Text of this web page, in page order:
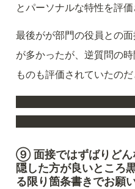
とパーソナルな特性を評価
最後がが部門の役員との
が多かったが、逆質問の
ものも評価されていたのだ
⑨ 面接ではずばりどん
隠した方が良いところ
る限り箇条書きでお願